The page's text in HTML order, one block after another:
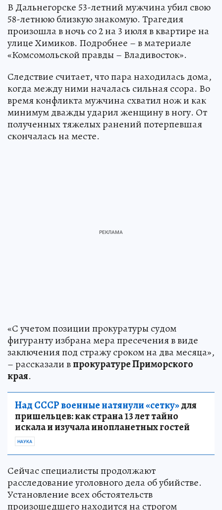
В Дальнегорске 53-летний мужчина убил свою
58-летнюю близкую знакомую. Трагедия
произошла в ночь со 2 на 3 июля в квартире на
улице Химиков. Подробнее – в материале
«Комсомольской правды – Владивосток».
Следствие считает, что пара находилась дома,
когда между ними началась сильная ссора. Во
время конфликта мужчина схватил нож и как
минимум дважды ударил женщину в ногу. От
полученных тяжелых ранений потерпевшая
скончалась на месте.
«С учетом позиции прокуратуры судом
фигуранту избрана мера пресечения в виде
заключения под стражу сроком на два месяца»,
– рассказали впрокуратуре Приморского
края.
Над СССР военные натянули «сетку»для
пришельцев: как страна 13 лет тайно
искала и изучала инопланетных гостей
НАУКА
Сейчас специалисты продолжают
расследование уголовного дела об убийстве.
Установление всех обстоятельств
произошедшего находится на строгом